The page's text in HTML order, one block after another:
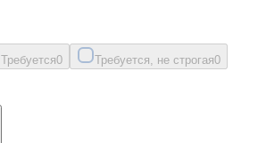
Требуется0 Требуется, не строгая0